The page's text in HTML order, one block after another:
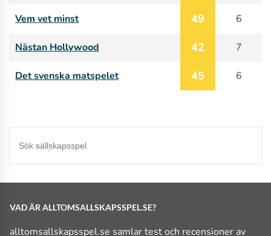
Vem vet minst 49 6
Nästan Hollywood 42 7
Det svenska matspelet 45 6
VAD ÄR ALLTOMSALLSKAPSSPEL.SE?
alltomsallskapsspel.se samlar test och recensioner av